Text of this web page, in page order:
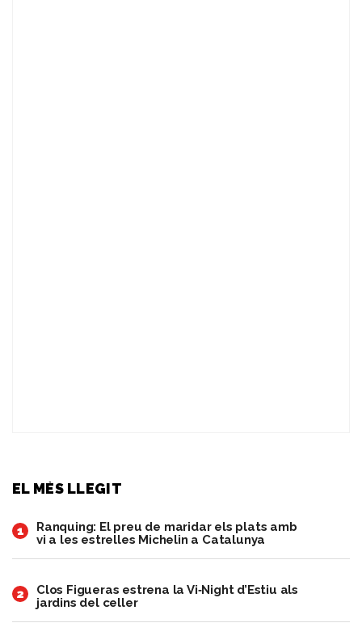
EL MÉS LLEGIT
1
Ranquing: El preu de maridar els plats amb
vi a les estrelles Michelin a Catalunya
2
Clos Figueras estrena la Vi‑Night d’Estiu als
jardins del celler